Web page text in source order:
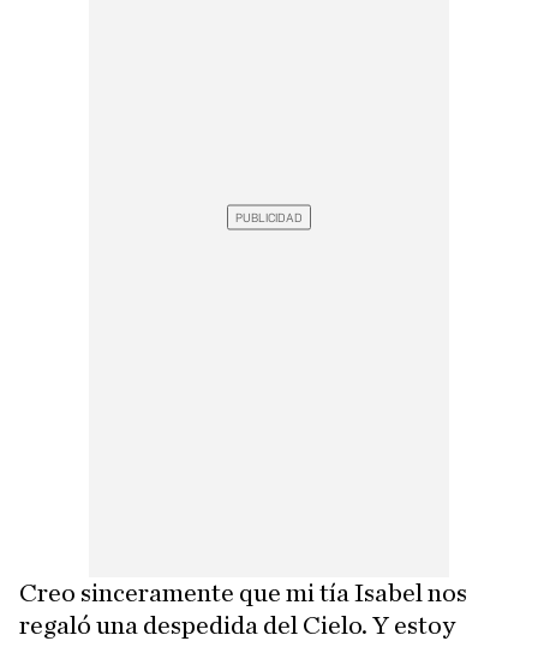
Creo sinceramente que mi tía Isabel nos
regaló una despedida del Cielo. Y estoy